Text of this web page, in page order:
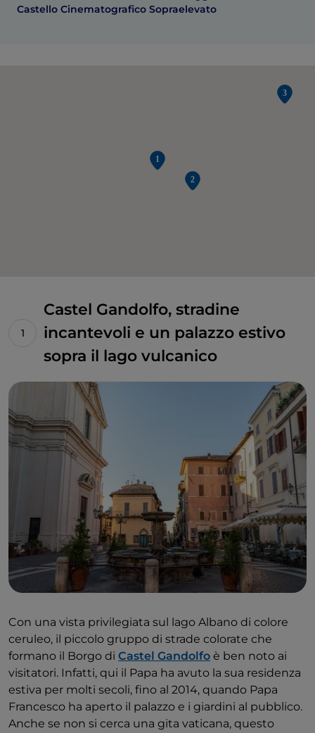
Castello Cinematografico Sopraelevato
Castel Gandolfo, stradine
incantevoli e un palazzo estivo
sopra il lago vulcanico
Con una vista privilegiata sul lago Albano di colore
ceruleo, il piccolo gruppo di strade colorate che
formano il Borgo di Castel Gandolfo è ben noto ai
visitatori. Infatti, qui il Papa ha avuto la sua residenza
estiva per molti secoli, fino al 2014, quando Papa
Francesco ha aperto il palazzo e i giardini al pubblico.
Anche se non si cerca una gita vaticana, questo